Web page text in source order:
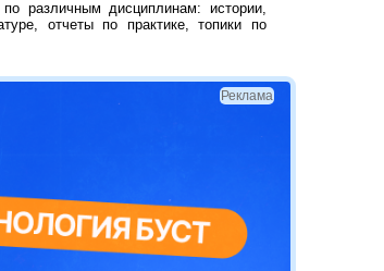
различным дисциплинам: истории,
отчеты по практике, топики по
Реклама